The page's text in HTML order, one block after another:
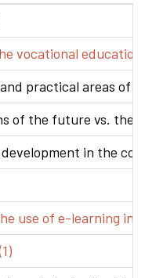
vocational
practical areas of
of the future vs. the
in the
use of e-learning in